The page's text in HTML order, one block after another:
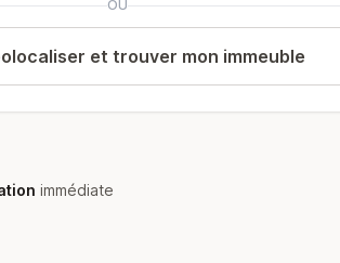
OU
et trouver mon immeuble
immédiate